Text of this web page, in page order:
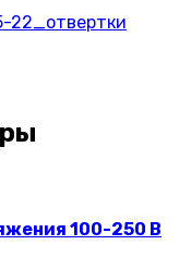
22_отвертки
100-250 В